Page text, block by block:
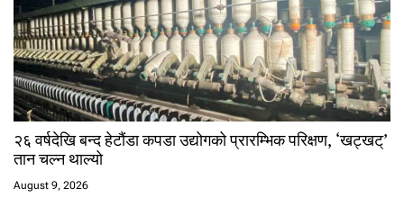
२६ वर्षदेखि बन्द हेटौंडा कपडा उद्योगको प्रारम्भिक परिक्षण, ‘खट्खट्’
तान चल्न थाल्यो
August 9, 2026